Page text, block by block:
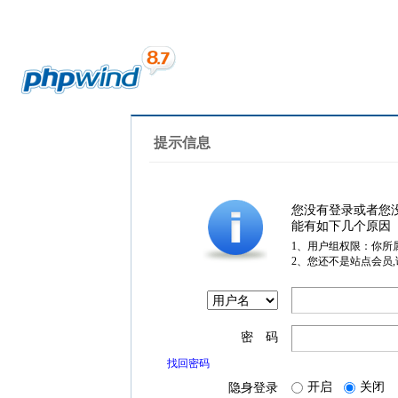
提示信息
您没有登录或者您
能有如下几个原因
1、用户组权限：你所
2、您还不是站点会员
密 码
找回密码
隐身登录 开启 关闭